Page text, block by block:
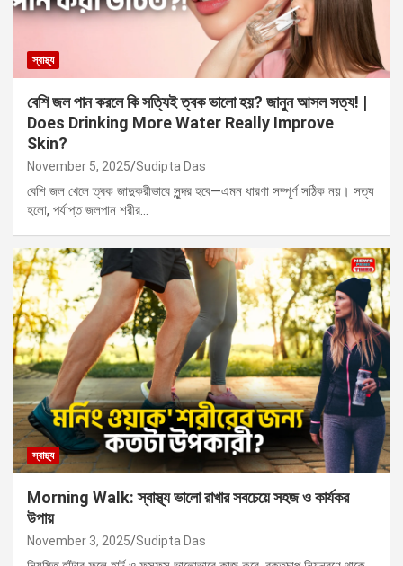
স্বাস্থ্য
বেশি জল পান করলে কি সত্যিই ত্বক ভালো হয়? জানুন আসল সত্য! |
Does Drinking More Water Really Improve
Skin?
November 5, 2025 Sudipta Das
বেশি জল খেলে ত্বক জাদুকরীভাবে সুন্দর হবে—এমন ধারণা সম্পূর্ণ সঠিক নয়। সত্য
হলো, পর্যাপ্ত জলপান শরীর…
স্বাস্থ্য
Morning Walk: স্বাস্থ্য ভালো রাখার সবচেয়ে সহজ ও কার্যকর
উপায়
November 3, 2025 Sudipta Das